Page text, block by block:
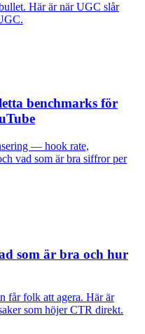
Här är när UGC slår
benchmarks för
— hook rate,
vad som är bra siffror per
som är bra och hur
får folk att agera. Här är
som höjer CTR direkt.